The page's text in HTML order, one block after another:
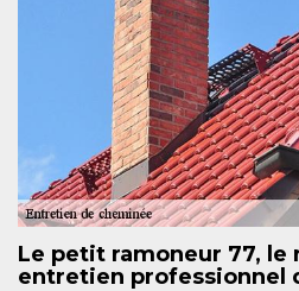
Le petit ramoneur 77, le
entretien professionnel